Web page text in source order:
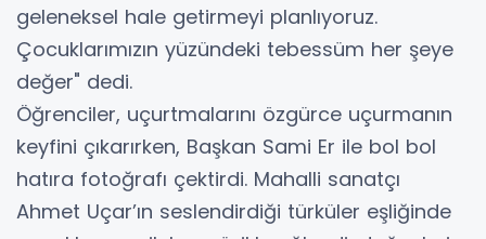
geleneksel hale getirmeyi planlıyoruz.
Çocuklarımızın yüzündeki tebessüm her şeye
değer" dedi.
Öğrenciler, uçurtmalarını özgürce uçurmanın
keyfini çıkarırken, Başkan Sami Er ile bol bol
hatıra fotoğrafı çektirdi. Mahalli sanatçı
Ahmet Uçar’ın seslendirdiği türküler eşliğinde